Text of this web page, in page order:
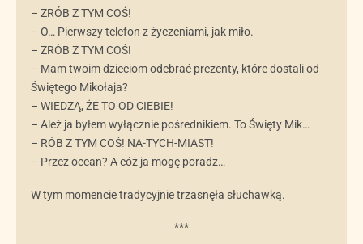
– ZRÓB Z TYM COŚ!
– O… Pierwszy telefon z życzeniami, jak miło.
– ZRÓB Z TYM COŚ!
– Mam twoim dzieciom odebrać prezenty, które dostali od
Świętego Mikołaja?
– WIEDZĄ, ŻE TO OD CIEBIE!
– Ależ ja byłem wyłącznie pośrednikiem. To Święty Mik…
– RÓB Z TYM COŚ! NA-TYCH-MIAST!
– Przez ocean? A cóż ja mogę poradz…
W tym momencie tradycyjnie trzasnęła słuchawką.
***